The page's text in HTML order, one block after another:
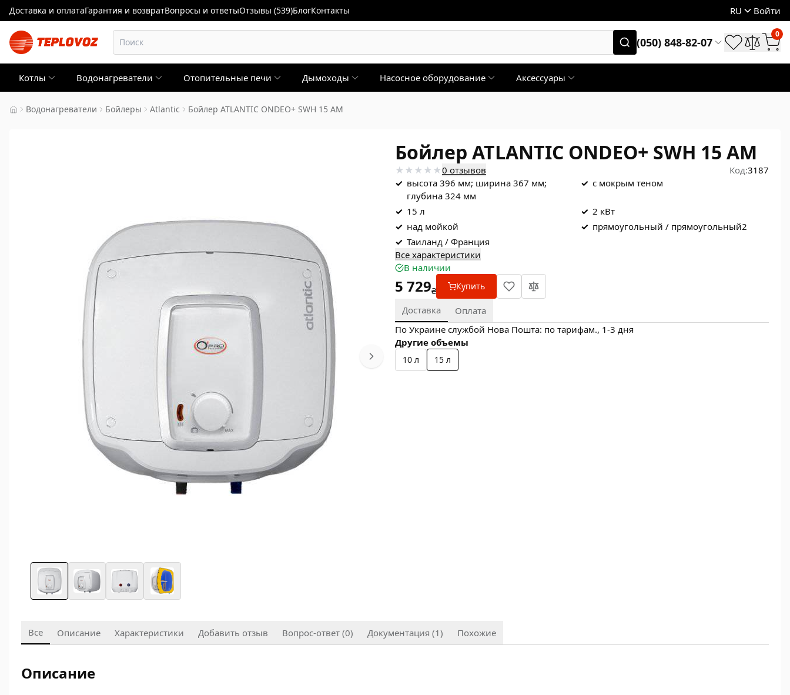
Доставка и оплатаГарантия и возвратВопросы и ответыОтзывы (539)БлогКонтакты RU Войти
(050) 848-82-07
0
Котлы Водонагреватели Отопительные печи Дымоходы Насосное оборудование Аксессуары
Водонагреватели Бойлеры Atlantic Бойлер ATLANTIC ONDEO+ SWH 15 AM
Бойлер ATLANTIC ONDEO+ SWH 15 AM
0 отзывов Код:3187
✓ высота 396 мм; ширина 367 мм;
глубина 324 мм
✓ с мокрым теном
✓ 15 л ✓ 2 кВт
✓ над мойкой ✓ прямоугольный / прямоугольный2
✓ Таиланд / Франция
Все характеристики
В наличии
5 729₴ Купить
Доставка
Оплата
По Украине службой Нова Пошта: по тарифам., 1-3 дня
Другие объемы
10 л 15 л
Все Описание Характеристики Добавить отзыв Вопрос-ответ (0) Документация (1) Похожие
Описание